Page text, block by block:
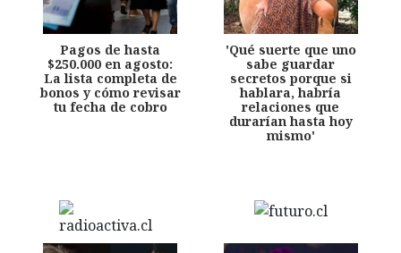
Pagos de hasta
$250.000 en agosto:
La lista completa de
bonos y cómo revisar
tu fecha de cobro
'Qué suerte que uno
sabe guardar
secretos porque si
hablara, habría
relaciones que
durarían hasta hoy
mismo'